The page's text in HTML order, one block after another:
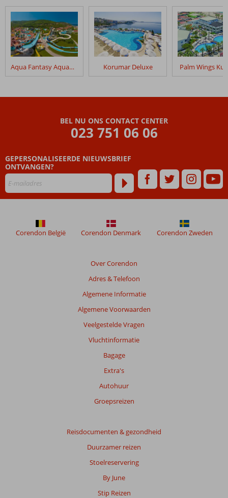
Aqua Fantasy Aquapark Hotel & Spa Korumar Deluxe Palm Wings
BEL NU ONS CONTACT CENTER
023 751 06 06
GEPERSONALISEERDE NIEUWSBRIEF
ONTVANGEN?
Over Corendon
Adres & Telefoon
Algemene Informatie
Algemene Voorwaarden
Veelgestelde Vragen
Vluchtinformatie
Bagage
Extra's
Autohuur
Groepsreizen
Reisdocumenten & gezondheid
Duurzamer reizen
Stoelreservering
By June
Stip Reizen
Corendon België Corendon Denmark Corendon Zweden